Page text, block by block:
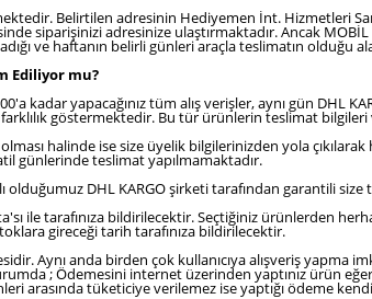
Belirtilen adresinin Hediyemen İnt. Hizmetleri
siparişinizi adresinize ulaştırmaktadır. Ancak
ve haftanın belirli günleri araçla teslimatın olduğu
Ediliyor mu?
kadar yapacağınız tüm alış verişler, aynı gün DHL
göstermektedir. Bu tür ürünlerin teslimat
halinde ise size üyelik bilgilerinizden yola
günlerinde teslimat yapılmamaktadır.
olduğumuz DHL KARGO şirketi tarafından garantili size
ile tarafınıza bildirilecektir. Seçtiğiniz ürünlerden
gireceği tarih tarafınıza bildirilecektir.
Aynı anda birden çok kullanıcıya alışveriş yapma
; Ödemesini internet üzerinden yaptınız ürün
arasında tüketiciye verilemez ise yaptığı ödeme